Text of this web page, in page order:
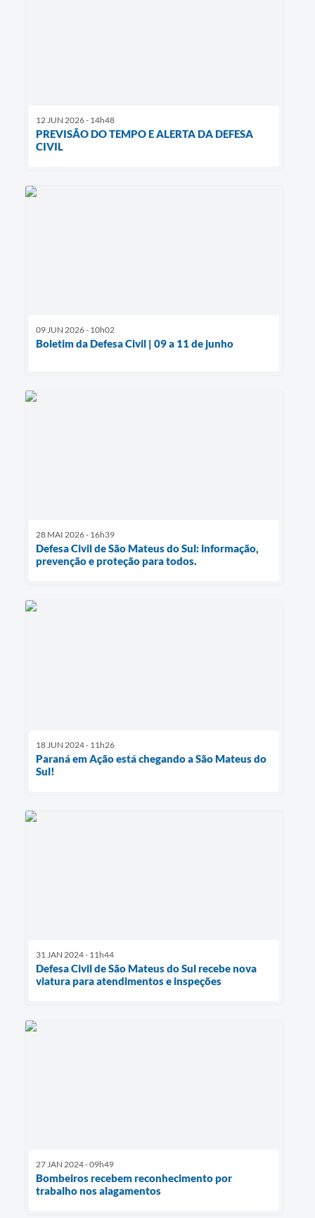
12 JUN 2026 - 14h48
PREVISÃO DO TEMPO E ALERTA DA DEFESA
CIVIL
09 JUN 2026 - 10h02
Boletim da Defesa Civil | 09 a 11 de junho
28 MAI 2026 - 16h39
Defesa Civil de São Mateus do Sul: informação,
prevenção e proteção para todos.
18 JUN 2024 - 11h26
Paraná em Ação está chegando a São Mateus do
Sul!
31 JAN 2024 - 11h44
Defesa Civil de São Mateus do Sul recebe nova
viatura para atendimentos e inspeções
27 JAN 2024 - 09h49
Bombeiros recebem reconhecimento por
trabalho nos alagamentos